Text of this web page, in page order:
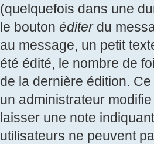
(quelquefois dans une
le bouton éditerdu
au message, un petit
été édité, le nombre de
de la dernière édition.
un administrateur
laisser une note
utilisateurs ne peuvent